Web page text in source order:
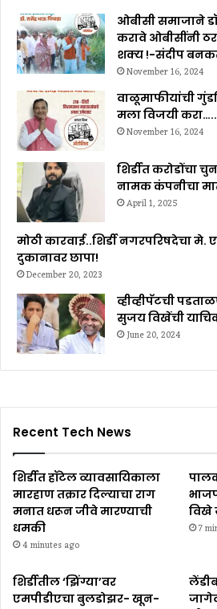
ओबीसी समाजाने
करावे ओबीसींनी
शक्य !-संदीप
November 16, 2024
वाळूमाफीयांची
मला विजयी करा…..
November 16, 2024
शिर्डीत करोडोंचा
नामक कंपनीचा
April 1, 2025
मोठी कारवाई..शिर्डी नगरपरिषदेचा
दुकानावर छापा!
December 20, 2023
व्हीव्हीपॅटची
सुजय विखेंची
June 20, 2024
Recent Tech News
शिर्डीत हॉटेल व्यावसायिकाला
मारहाण तक्रार दिल्याचा राग
मनात धरून जीवे मारण्याची
धमकी
4 minutes ago
विखे
7
शिर्डीतील ‘झिंग्या’वर
एमपीडीएचा बुलडोझर- खून-